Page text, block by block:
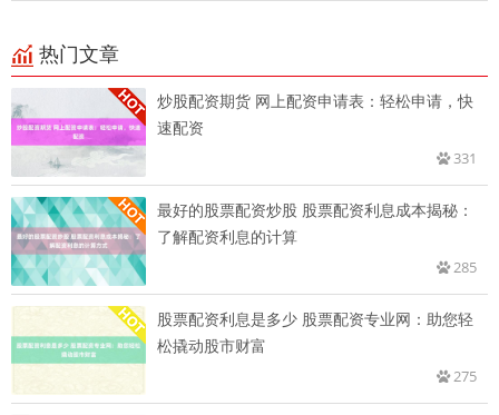
热门文章
炒股配资期货 网上配资申请表：轻松申请，快
速配资
331
最好的股票配资炒股 股票配资利息成本揭秘：
了解配资利息的计算
285
股票配资利息是多少 股票配资专业网：助您轻
松撬动股市财富
275